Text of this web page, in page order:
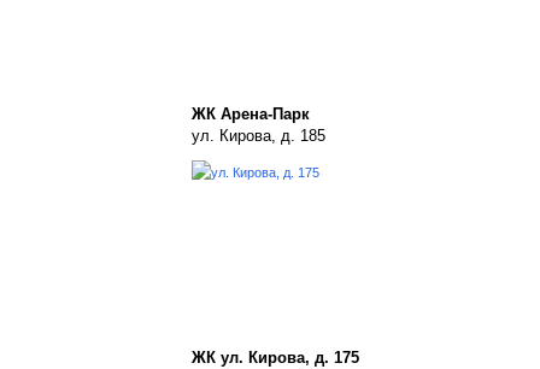
ЖК Арена-Парк
ул. Кирова, д. 185
ЖК ул. Кирова, д. 175